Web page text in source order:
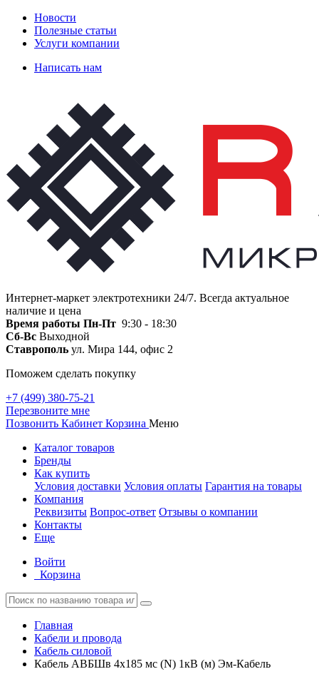
Новости
Полезные статьи
Услуги компании
Написать нам
Интернет-маркет электротехники 24/7. Всегда актуальное
наличие и цена
Время работы Пн-Пт 9:30 - 18:30
Сб-Вс Выходной
Ставрополь ул. Мира 144, офис 2
Поможем сделать покупку
+7 (499) 380-75-21
Перезвоните мне
Позвонить Кабинет Корзина Меню
Каталог товаров
Бренды
Как купить
Условия доставки Условия оплаты Гарантия на товары
Компания
Реквизиты Вопрос-ответ Отзывы о компании
Контакты
Еще
Войти
Корзина
Главная
Кабели и провода
Кабель силовой
Кабель АВБШв 4х185 мс (N) 1кВ (м) Эм-Кабель